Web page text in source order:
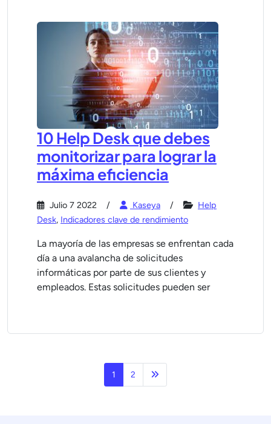
10 Help Desk que debes
monitorizar para lograr la
máxima eficiencia
Julio 7 2022 Kaseya
Help
Desk, Indicadores clave de rendimiento
La mayoría de las empresas se enfrentan cada
día a una avalancha de solicitudes
informáticas por parte de sus clientes y
empleados. Estas solicitudes pueden ser
1 2